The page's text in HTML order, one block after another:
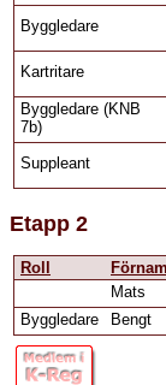
Byggledare
Kartritare
Byggledare (KNB
7b)
Suppleant
Etapp 2
Roll
Mats
Byggledare
Bengt